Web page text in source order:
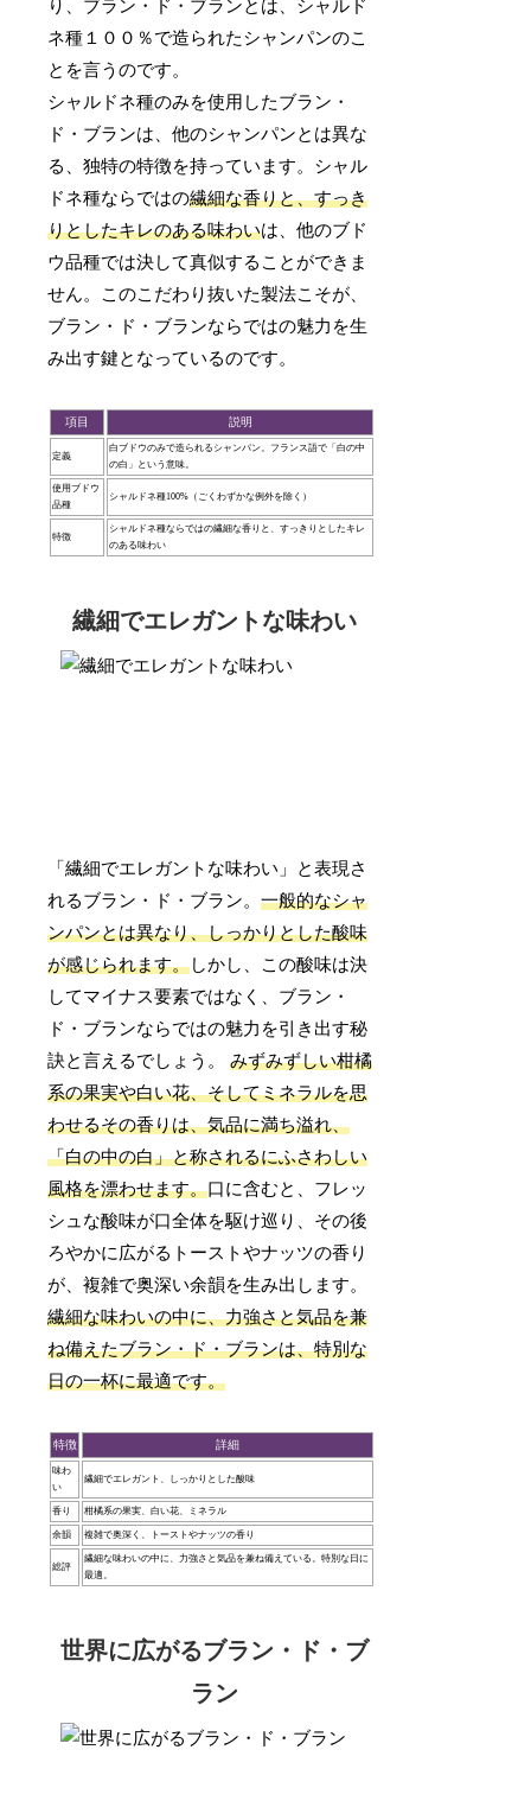
り、ブラン・ド・ブランとは、シャルド
ネ種１００％で造られたシャンパンのこ
とを言うのです。
シャルドネ種のみを使用したブラン・
ド・ブランは、他のシャンパンとは異な
る、独特の特徴を持っています。シャル
ドネ種ならではの繊細な香りと、すっき
りとしたキレのある味わいは、他のブド
ウ品種では決して真似することができま
せん。このこだわり抜いた製法こそが、
ブラン・ド・ブランならではの魅力を生
み出す鍵となっているのです。
項目 説明
定義
白ブドウのみで造られるシャンパン。フランス語で「白の中
の白」という意味。
使用ブドウ
品種
シャルドネ種100%（ごくわずかな例外を除く）
特徴
シャルドネ種ならではの繊細な香りと、すっきりとしたキレ
のある味わい
繊細でエレガントな味わい
「繊細でエレガントな味わい」と表現さ
れるブラン・ド・ブラン。一般的なシャ
ンパンとは異なり、しっかりとした酸味
が感じられます。しかし、この酸味は決
してマイナス要素ではなく、ブラン・
ド・ブランならではの魅力を引き出す秘
訣と言えるでしょう。みずみずしい柑橘
系の果実や白い花、そしてミネラルを思
わせるその香りは、気品に満ち溢れ、
「白の中の白」と称されるにふさわしい
風格を漂わせます。口に含むと、フレッ
シュな酸味が口全体を駆け巡り、その後
ろやかに広がるトーストやナッツの香り
が、複雑で奥深い余韻を生み出します。
繊細な味わいの中に、力強さと気品を兼
ね備えたブラン・ド・ブランは、特別な
日の一杯に最適です。
特徴 詳細
味わ
い
繊細でエレガント、しっかりとした酸味
香り 柑橘系の果実、白い花、ミネラル
余韻 複雑で奥深く、トーストやナッツの香り
総評
繊細な味わいの中に、力強さと気品を兼ね備えている。特別な日に
最適。
世界に広がるブラン・ド・ブ
ラン